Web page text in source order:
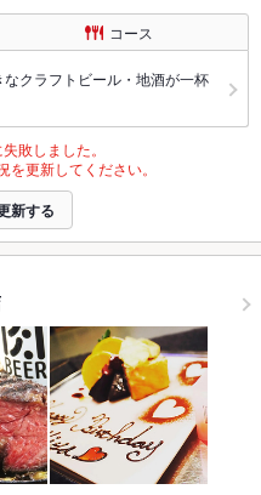
コース
なクラフトビール・地酒が一杯
敗しました。
更新してください。
新する